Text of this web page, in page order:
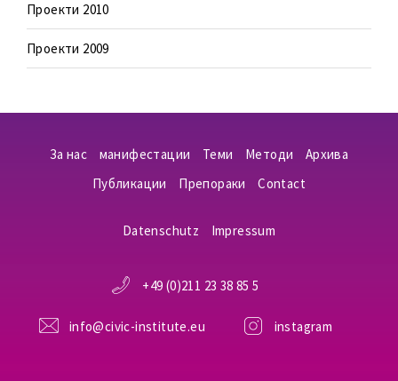
Проекти 2010
Проекти 2009
За нас манифестации Теми Методи
Aрхива
Публикации
Препораки Contact
Datenschutz Impressum
+49 (0)211 23 38 85 5
info@civic-institute.eu instagram